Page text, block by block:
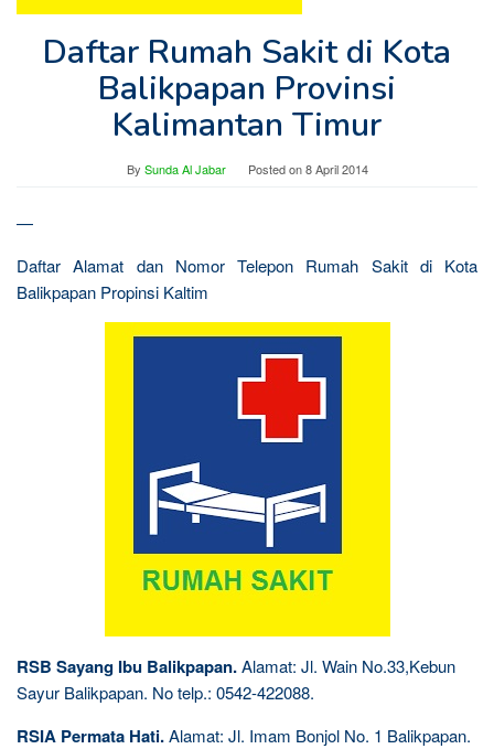
Daftar Rumah Sakit di Kota
Balikpapan Provinsi
Kalimantan Timur
By Sunda Al Jabar Posted on8 April 2014
—
Daftar Alamat dan Nomor Telepon Rumah Sakit di Kota
Balikpapan Propinsi Kaltim
RSB Sayang Ibu Balikpapan.Alamat: Jl. Wain No.33,Kebun
Sayur Balikpapan. No telp.: 0542-422088.
RSIA Permata Hati.Alamat: Jl. Imam Bonjol No. 1 Balikpapan.